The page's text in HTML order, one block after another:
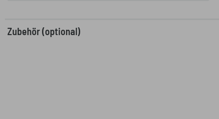
Zubehör (optional)